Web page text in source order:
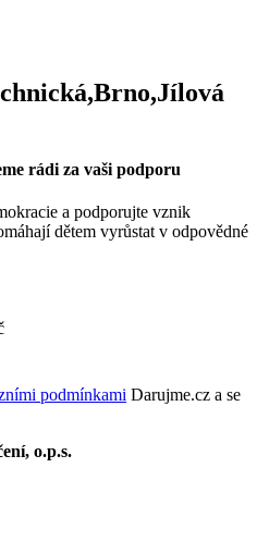
rádi za vaši podporu
a podporujte vznik
dětem vyrůstat v odpovědné
podmínkami Darujme.cz a se
o.p.s.